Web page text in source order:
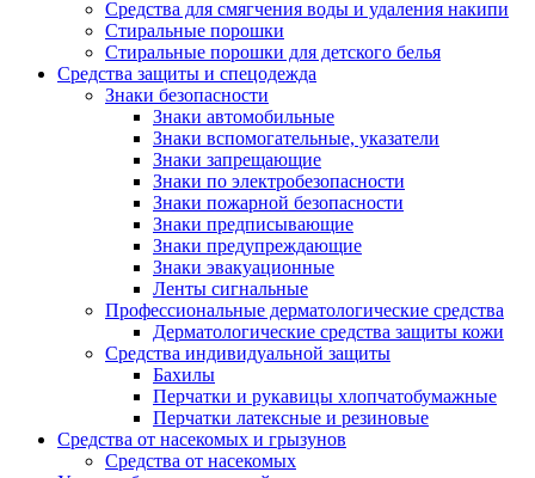
Средства для смягчения воды и удаления накипи
Стиральные порошки
Стиральные порошки для детского белья
Средства защиты и спецодежда
Знаки безопасности
Знаки автомобильные
Знаки вспомогательные, указатели
Знаки запрещающие
Знаки по электробезопасности
Знаки пожарной безопасности
Знаки предписывающие
Знаки предупреждающие
Знаки эвакуационные
Ленты сигнальные
Профессиональные дерматологические средства
Дерматологические средства защиты кожи
Средства индивидуальной защиты
Бахилы
Перчатки и рукавицы хлопчатобумажные
Перчатки латексные и резиновые
Средства от насекомых и грызунов
Средства от насекомых